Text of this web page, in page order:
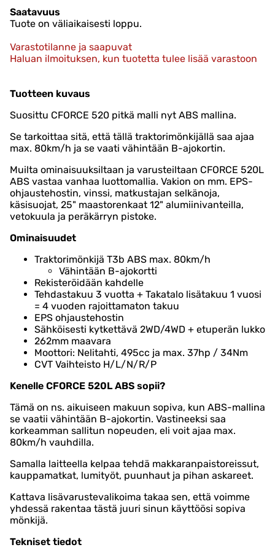
Saatavuus
Tuote on väliaikaisesti loppu.
Varastotilanne ja saapuvat
Haluan ilmoituksen, kun tuotetta tulee lisää varastoon
Tuotteen kuvaus
Suosittu CFORCE 520 pitkä malli nyt ABS mallina.
Se tarkoittaa sitä, että tällä traktorimönkijällä saa ajaa
max. 80km/h ja se vaati vähintään B-ajokortin.
Muilta ominaisuuksiltaan ja varusteiltaan CFORCE 520L
ABS vastaa vanhaa luottomallia. Vakion on mm. EPS-
ohjaustehostin, vinssi, matkustajan selkänoja,
käsisuojat, 25" maastorenkaat 12" alumiinivanteilla,
vetokuula ja peräkärryn pistoke.
Ominaisuudet
Traktorimönkijä T3b ABS max. 80km/h
Vähintään B-ajokortti
Rekisteröidään kahdelle
Tehdastakuu 3 vuotta + Takatalo lisätakuu 1 vuosi
= 4 vuoden rajoittamaton takuu
EPS ohjaustehostin
Sähköisesti kytkettävä 2WD/4WD + etuperän lukko
262mm maavara
Moottori: Nelitahti, 495cc ja max. 37hp / 34Nm
CVT Vaihteisto H/L/N/R/P
Kenelle CFORCE 520L ABS sopii?
Tämä on ns. aikuiseen makuun sopiva, kun ABS-mallina
se vaatii vähintään B-ajokortin. Vastineeksi saa
korkeamman sallitun nopeuden, eli voit ajaa max.
80km/h vauhdilla.
Samalla laitteella kelpaa tehdä makkaranpaistoreissut,
kauppamatkat, lumityöt, puunhaut ja pihan askareet.
Kattava lisävarustevalikoima takaa sen, että voimme
yhdessä rakentaa tästä juuri sinun käyttöösi sopiva
mönkijä.
Tekniset tiedot